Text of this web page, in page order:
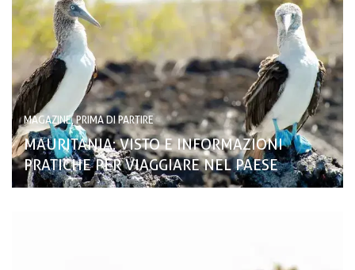
MAGAZINE, PRIMA DI PARTIRE
MAURITANIA: VISTO E INFORMAZIONI
PRATICHE PER VIAGGIARE NEL PAESE